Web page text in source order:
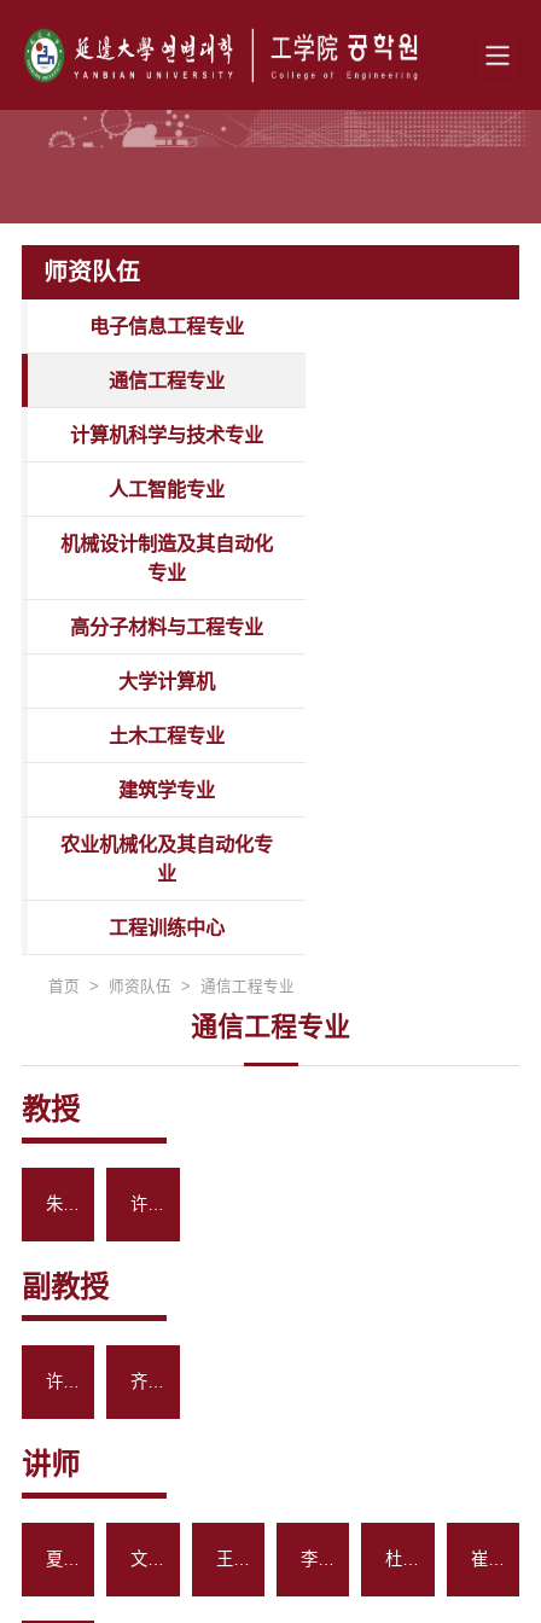
师资队伍
电子信息工程专业
通信工程专业
计算机科学与技术专业
人工智能专业
机械设计制造及其自动化
专业
高分子材料与工程专业
大学计算机
土木工程专业
建筑学专业
农业机械化及其自动化专
业
工程训练中心
首页 > 师资队伍 > 通信工程专业
通信工程专业
教授
朱东弼 许一男
副教授
许一虎 齐英鑫
讲师
夏佳宁 文正洙 王慧敏 李航 杜忠昀 崔慧庆